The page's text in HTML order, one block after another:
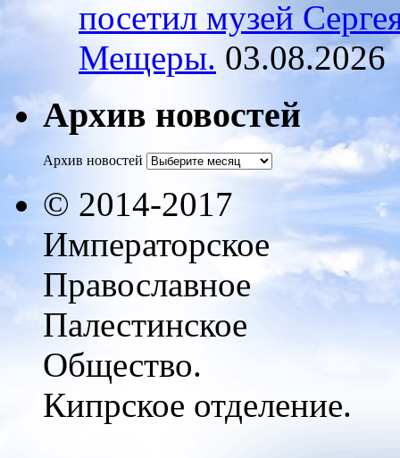
посетил музей
Мещеры. 03.08.2026
Архив новостей
Архив новостей
© 2014-2017
Императорское
Православное
Палестинское
Общество.
Кипрское отделение.